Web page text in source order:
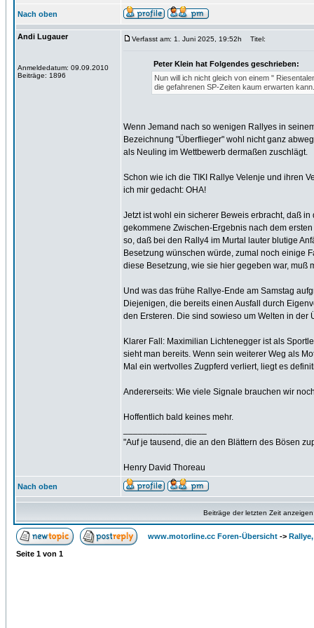
Nach oben
Andi Lugauer
Anmeldedatum: 09.09.2010
Beiträge: 1896
Verfasst am: 1. Juni 2025, 19:52h Titel:
Peter Klein hat Folgendes geschrieben:
Nun will ich nicht gleich von einem "
die gefahrenen SP-Zeiten kaum erwarten
Wenn Jemand nach so wenigen Rallyes in
Bezeichnung "Überflieger" wohl nicht ganz
als Neuling im Wettbewerb dermaßen zuschlägt.
Schon wie ich die TIKI Rallye Velenje und ihren
ich mir gedacht: OHA!
Jetzt ist wohl ein sicherer Beweis erbracht, daß
gekommene Zwischen-Ergebnis nach dem
so, daß bei den Rally4 im Murtal lauter blutige
Besetzung wünschen würde, zumal noch einige
diese Besetzung, wie sie hier gegeben war, muß
Und was das frühe Rallye-Ende am Samstag
Diejenigen, die bereits einen Ausfall durch
den Ersteren. Die sind sowieso um Welten in
Klarer Fall: Maximilian Lichtenegger ist als
sieht man bereits. Wenn sein weiterer Weg als
Mal ein wertvolles Zugpferd verliert, liegt es
Andererseits: Wie viele Signale brauchen wir
Hoffentlich bald keines mehr.
"Auf je tausend, die an den Blättern des Bösen
Henry David Thoreau
Nach oben
Beiträge der letzten Zeit
www.motorline.cc Foren-Übersicht ->
Seite 1 von 1